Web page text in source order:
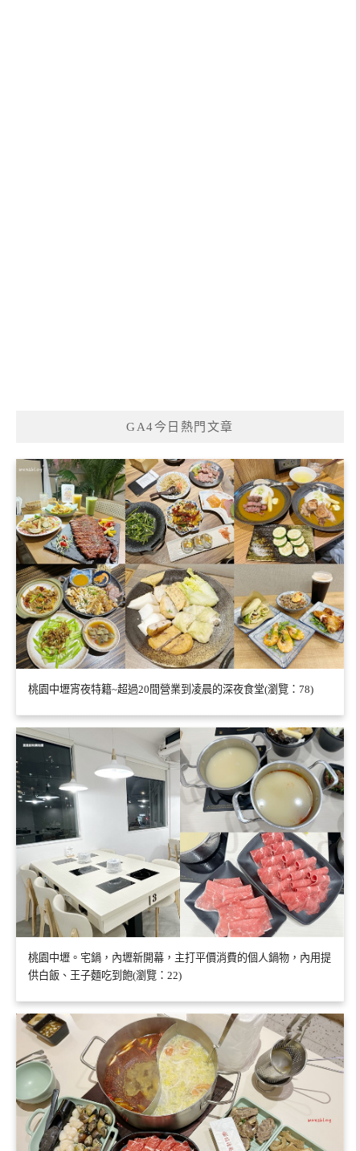
GA4今日熱門文章
桃園中壢宵夜特籍~超過20間營業到凌晨的深夜食堂(瀏覽：78)
桃園中壢。宅鍋，內壢新開幕，主打平價消費的個人鍋物，內用提
供白飯、王子麵吃到飽(瀏覽：22)